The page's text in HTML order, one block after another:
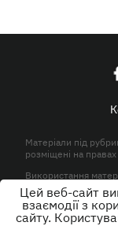
Матеріали під
розміщені на
Використання
активного
© ТОВ «ЮЛАВ
Цей веб-сайт
взаємодії з
сайту.